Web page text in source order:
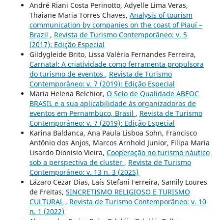
André Riani Costa Perinotto, Adyelle Lima Veras,
Thaiane Maria Torres Chaves, Analysis of tourism
communication by companies on the coast of Piauí –
Brazil , Revista de Turismo Contemporâneo: v. 5
(2017): Edição Especial
Gildygleide Brito, Lissa Valéria Fernandes Ferreira,
Carnatal: A criatividade como ferramenta propulsora
do turismo de eventos , Revista de Turismo
Contemporâneo: v. 7 (2019): Edição Especial
Maria Helena Belchior, O Selo de Qualidade ABEOC
BRASIL e a sua aplicabilidade às organizadoras de
eventos em Pernambuco, Brasil , Revista de Turismo
Contemporâneo: v. 7 (2019): Edição Especial
Karina Baldanca, Ana Paula Lisboa Sohn, Francisco
Antônio dos Anjos, Marcos Arnhold Junior, Filipa Maria
Lisardo Dionisio Vieira, Cooperação no turismo náutico
sob a perspectiva de cluster , Revista de Turismo
Contemporâneo: v. 13 n. 3 (2025)
Lázaro Cezar Dias, Laís Stefani Ferreira, Samily Loures
de Freitas, SINCRETISMO RELIGIOSO E TURISMO
CULTURAL , Revista de Turismo Contemporâneo: v. 10
n. 1 (2022)